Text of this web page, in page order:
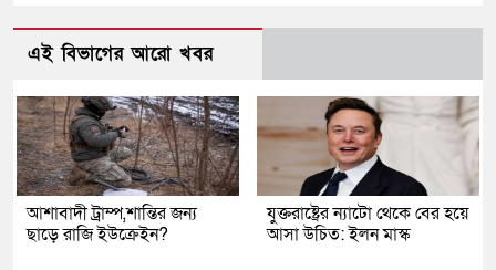
এই বিভাগের আরো খবর
আশাবাদী ট্রাম্প,শান্তির জন্য
ছাড়ে রাজি ইউক্রেইন?
যুক্তরাষ্ট্রের ন্যাটো থেকে বের হয়ে
আসা উচিত: ইলন মাস্ক